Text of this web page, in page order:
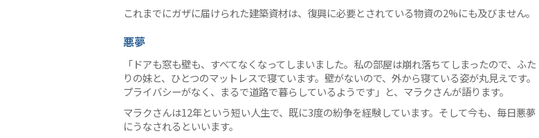
これまでにガザに届けられた建築資材は、復興に必要とされている物資の2%にも及びません。
悪夢
「ドアも窓も壁も、すべてなくなってしまいました。私の部屋は崩れ落ちてしまったので、ふた
りの妹と、ひとつのマットレスで寝ています。壁がないので、外から寝ている姿が丸見えです。
プライバシーがなく、まるで道路で暮らしているようです」と、マラクさんが語ります。
マラクさんは12年という短い人生で、既に3度の紛争を経験しています。そして今も、毎日悪夢
にうなされるといいます。